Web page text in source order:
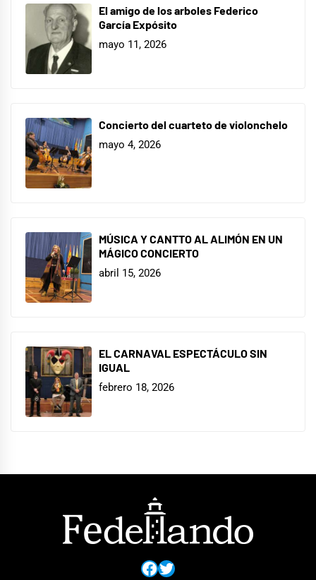
El amigo de los arboles Federico
García Expósito
mayo 11, 2026
Concierto del cuarteto de violonchelo
mayo 4, 2026
MÚSICA Y CANTTO AL ALIMÓN EN UN
MÁGICO CONCIERTO
abril 15, 2026
EL CARNAVAL ESPECTÁCULO SIN
IGUAL
febrero 18, 2026
Facebook
Twitter